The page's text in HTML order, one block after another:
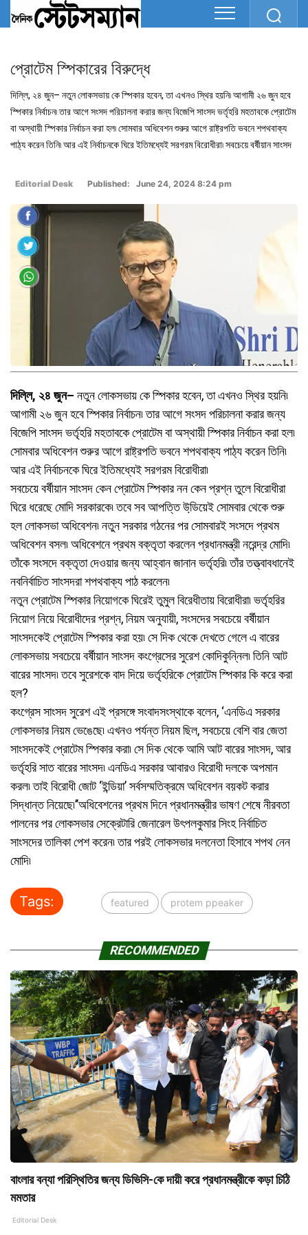
প্রোটেম স্পিকারের বিরুদ্ধে
দিল্লি, ২৪ জুন– নতুন লোকসভায় কে স্পিকার হবেন, তা এখনও স্থির হয়নি৷ আগামী ২৬ জুন হবে
স্পিকার নির্বাচন৷ তার আগে সংসদ পরিচালনা করার জন্য বিজেপি সাংসদ ভর্তৃহরি মহতাবকে প্রোটেম
বা অস্থায়ী স্পিকার নির্বাচন করা হল৷ সোমবার অধিবেশন শুরুর আগে রাষ্ট্রপতি ভবনে শপথবাক্য
পাঠ্য করেন তিনি৷ আর এই নির্বাচনকে ঘিরে ইতিমধ্যেই সরগরম বিরোধীরা৷ সবচেয়ে বর্ষীয়ান সাংসদ
Editorial Desk Published: June 24, 2024 8:24 pm
দিল্লি, ২৪ জুন– নতুন লোকসভায় কে স্পিকার হবেন, তা এখনও স্থির হয়নি৷
আগামী ২৬ জুন হবে স্পিকার নির্বাচন৷ তার আগে সংসদ পরিচালনা করার জন্য
বিজেপি সাংসদ ভর্তৃহরি মহতাবকে প্রোটেম বা অস্থায়ী স্পিকার নির্বাচন করা হল৷
সোমবার অধিবেশন শুরুর আগে রাষ্ট্রপতি ভবনে শপথবাক্য পাঠ্য করেন তিনি৷
আর এই নির্বাচনকে ঘিরে ইতিমধ্যেই সরগরম বিরোধীরা৷
সবচেয়ে বর্ষীয়ান সাংসদ কেন প্রোটেম স্পিকার নন কেন প্রশ্ন তুলে বিরোধীরা
ঘিরে ধরেছে মোদি সরকারকে৷ তবে সব আপত্তি উডি়য়েই সোমবার থেকে শুরু
হল লোকসভা অধিবেশন৷ নতুন সরকার গঠনের পর সোমবারই সংসদে প্রথম
অধিবেশন বসল৷ অধিবেশনে প্রথম বক্তৃতা করলেন প্রধানমন্ত্রী নরেন্দ্র মোদি৷
তাঁকে সংসদে বক্তৃতা দেওয়ার জন্য আহ্বান জানান ভর্তৃহরি৷ তাঁর তত্ত্বাবধানেই
নবনির্বাচিত সাংসদরা শপথবাক্য পাঠ করলেন৷
নতুন প্রোটেম স্পিকার নিয়োগকে ঘিরেই তুমুল বিরেধীতায় বিরোধীরা৷ ভর্তৃহরির
নিয়োগ নিয়ে বিরোধীদের প্রশ্ন, নিয়ম অনুযায়ী, সংসদের সবচেয়ে বর্ষীয়ান
সাংসদকেই প্রোটেম স্পিকার করা হয়৷ সে দিক থেকে দেখতে গেলে এ বারের
লোকসভায় সবচেয়ে বর্ষীয়ান সাংসদ কংগ্রেসের সুরেশ কোদিকুন্নিল৷ তিনি আট
বারের সাংসদ৷ তবে সুরেশকে বাদ দিয়ে ভর্তৃহরিকে প্রোটেম স্পিকার কি করে করা
হল?
কংগ্রেস সাংসদ সুরেশ এই প্রসঙ্গে সংবাদসংস্থাকে বলেন, ‘এনডিএ সরকার
লোকসভার নিয়ম ভেঙেছে৷ এখনও পর্যন্ত নিয়ম ছিল, সবচেয়ে বেশি বার জেতা
সাংসদকেই প্রোটেম স্পিকার করা৷ সে দিক থেকে আমি আট বারের সাংসদ, আর
ভর্তৃহরি সাত বারের সাংসদ৷ এনডিএ সরকার আবারও বিরোধী দলকে অপমান
করল৷ তাই বিরোধী জোট ‘ইন্ডিয়া’ সর্বসম্মতিক্রমে অধিবেশন বয়কট করার
সিদ্ধান্ত নিয়েছে৷’’অধিবেশনের প্রথম দিনে প্রধানমন্ত্রীর ভাষণ শেষে নীরবতা
পালনের পর লোকসভার সেক্রেটারি জেনারেল উৎপলকুমার সিংহ নির্বাচিত
সাংসদের তালিকা পেশ করেন৷ তার পরই লোকসভার দলনেতা হিসাবে শপথ নেন
মোদি৷
Tags: featured protem ppeaker
RECOMMENDED
বাংলার বন্যা পরিস্থিতির জন্য ডিভিসি-কে দায়ী করে প্রধানমন্ত্রীকে কড়া চিঠি
মমতার
Editorial Desk